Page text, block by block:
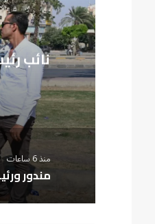
نائب
منذ 6 ساعات